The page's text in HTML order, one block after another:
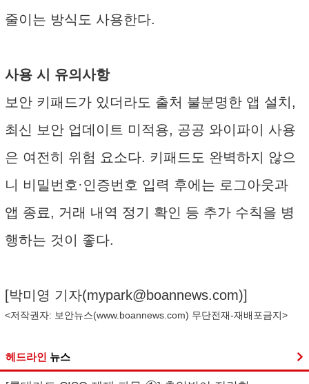
줄이는 방식도 사용한다.
사용 시 유의사항
보안 키패드가 있더라도 출처 불분명한 앱 설치,
최신 보안 업데이트 미적용, 공공 와이파이 사용
은 여전히 위험 요소다. 키패드도 완벽하지 않으
니 비밀번호·인증번호 입력 후에는 로그아웃과
앱 종료, 거래 내역 정기 확인 등 추가 수칙을 병
행하는 것이 좋다.
[박미영 기자(mypark@boannews.com)]
<저작권자: 보안뉴스(www.boannews.com) 무단전재-재배포금지>
헤드라인 뉴스